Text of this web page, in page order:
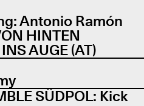
Antonio Ramón
HINTEN
AUGE (AT)
SÜDPOL: Kick